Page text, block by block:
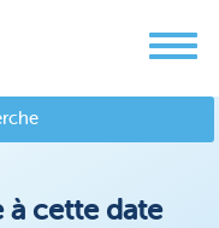
cette date